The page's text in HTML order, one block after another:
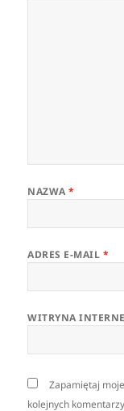
NAZWA*
ADRES E-MAIL *
WITRYNA
Zapamiętaj
kolejnych